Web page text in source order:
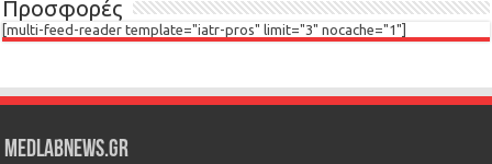
Προσφορές
[multi-feed-reader template="iatr-pros" limit="3" nocache="1"]
Medlabnews.gr